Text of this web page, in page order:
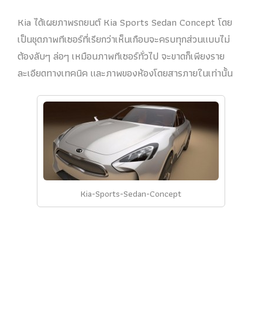
Kia ได้เผยภาพรถยนต์ Kia Sports Sedan Concept โดย
เป็นชุดภาพทีเซอร์ที่เรียกว่าเห็นเกือบจะครบทุกส่วนแบบไม่
ต้องลับๆ ล่อๆ เหมือนภาพทีเซอร์ทั่วไป จะขาดก็เพียงราย
ละเอียดทางเทคนิค และภาพของห้องโดยสารภายในเท่านั้น
Kia-Sports-Sedan-Concept